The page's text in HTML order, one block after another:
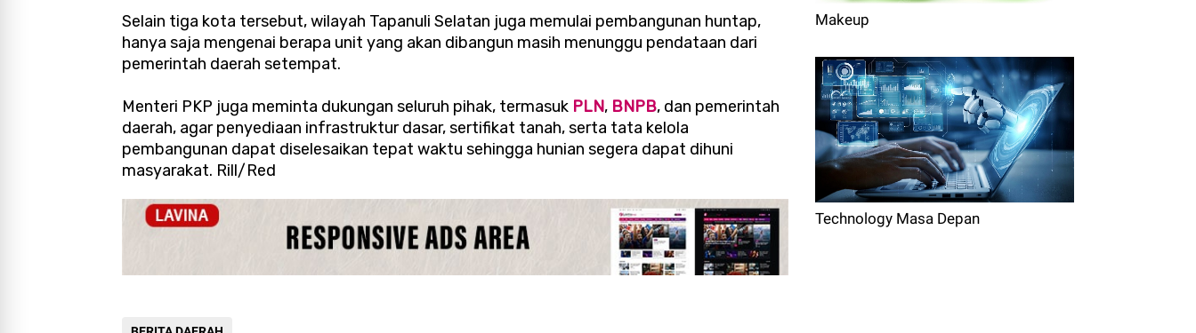
Selain tiga kota tersebut, wilayah Tapanuli Selatan juga memulai pembangunan huntap,
hanya saja mengenai berapa unit yang akan dibangun masih menunggu pendataan dari
pemerintah daerah setempat.
Menteri PKP juga meminta dukungan seluruh pihak, termasuk PLN, BNPB, dan pemerintah
daerah, agar penyediaan infrastruktur dasar, sertifikat tanah, serta tata kelola
pembangunan dapat diselesaikan tepat waktu sehingga hunian segera dapat dihuni
masyarakat. Rill/Red
Makeup
Technology Masa Depan